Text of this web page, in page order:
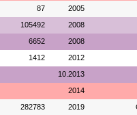
87 2005
105492 2008
6652 2008
1412 2012
10.2013
2014
282783 2019